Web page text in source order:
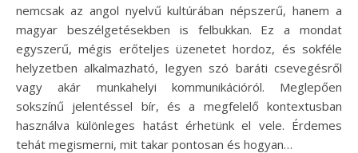
nemcsak az angol nyelvű kultúrában népszerű, hanem a
magyar beszélgetésekben is felbukkan. Ez a mondat
egyszerű, mégis erőteljes üzenetet hordoz, és sokféle
helyzetben alkalmazható, legyen szó baráti csevegésről
vagy akár munkahelyi kommunikációról. Meglepően
sokszínű jelentéssel bír, és a megfelelő kontextusban
használva különleges hatást érhetünk el vele. Érdemes
tehát megismerni, mit takar pontosan és hogyan…